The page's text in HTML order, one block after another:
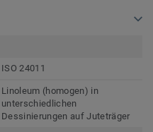
ISO 24011
Linoleum (homogen) in
unterschiedlichen
Dessinierungen auf Juteträger